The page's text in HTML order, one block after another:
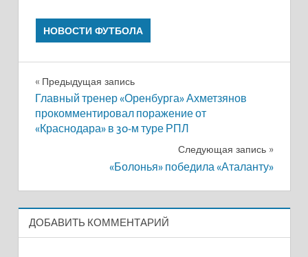
НОВОСТИ ФУТБОЛА
Навигация
по
записям
Предыдущая запись
Главный тренер «Оренбурга» Ахметзянов
прокомментировал поражение от
«Краснодара» в 30-м туре РПЛ
Следующая запись
«Болонья» победила «Аталанту»
ДОБАВИТЬ КОММЕНТАРИЙ